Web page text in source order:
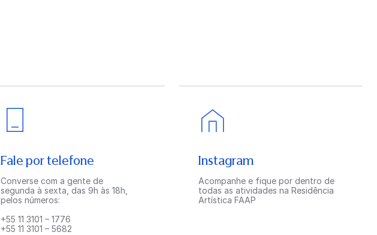
Fale por telefone
Converse com a gente de
segunda à sexta, das 9h às 18h,
pelos números:
+55 11 3101 – 1776
+55 11 3101 – 5682
Instagram
Acompanhe e fique por dentro de
todas as atividades na Residência
Artística FAAP